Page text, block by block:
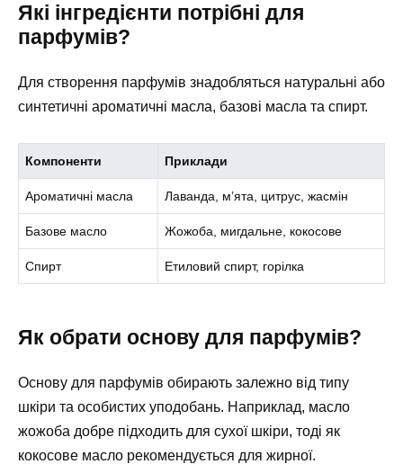
Які інгредієнти потрібні для
парфумів?
Для створення парфумів знадобляться натуральні або
синтетичні ароматичні масла, базові масла та спирт.
Компоненти Приклади
Ароматичні масла Лаванда, м’ята, цитрус, жасмін
Базове масло Жожоба, мигдальне, кокосове
Спирт Етиловий спирт, горілка
Як обрати основу для парфумів?
Основу для парфумів обирають залежно від типу
шкіри та особистих уподобань. Наприклад, масло
жожоба добре підходить для сухої шкіри, тоді як
кокосове масло рекомендується для жирної.